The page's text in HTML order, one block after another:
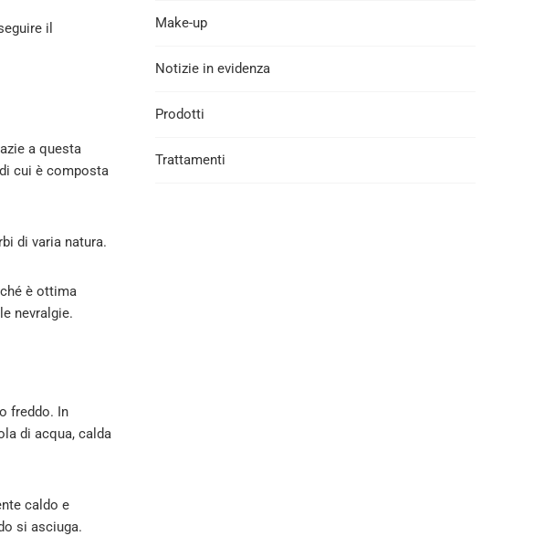
il
a questa
cui è composta
di varia natura.
è ottima
nevralgie.
freddo. In
di acqua, calda
caldo e
si asciuga.
Make-up
Notizie in evidenza
Prodotti
Trattamenti